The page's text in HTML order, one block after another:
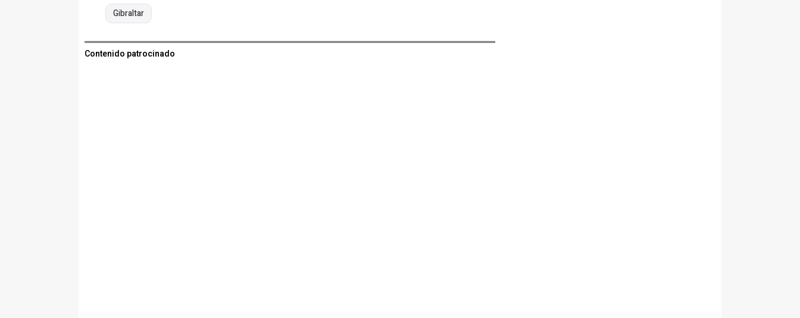
Gibraltar
Contenido patrocinado